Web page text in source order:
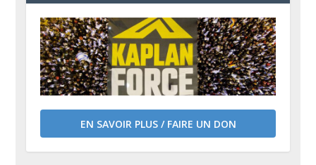
EN SAVOIR PLUS / FAIRE UN DON